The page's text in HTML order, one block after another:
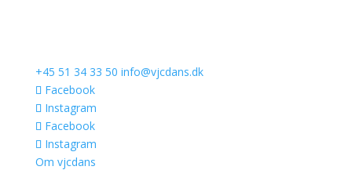
+45 51 34 33 50 info@vjcdans.dk
Facebook
Instagram
Facebook
Instagram
Om vjcdans